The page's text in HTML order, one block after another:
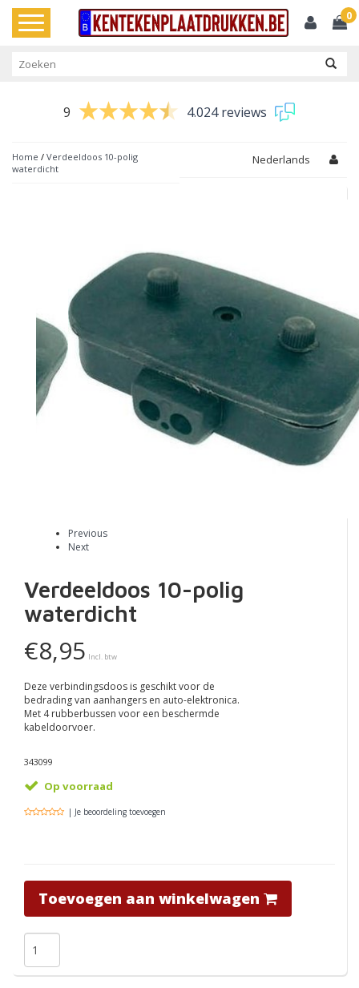
Toggle
navigation
0
9 4.024 reviews
Home / Verdeeldoos 10-polig
waterdicht
Nederlands
Previous
Next
Verdeeldoos 10-polig
waterdicht
€8,95 Incl. btw
Deze verbindingsdoos is geschikt voor de
bedrading van aanhangers en auto-elektronica.
Met 4 rubberbussen voor een beschermde
kabeldoorvoer.
343099
Op voorraad
| Je beoordeling toevoegen
Toevoegen aan winkelwagen